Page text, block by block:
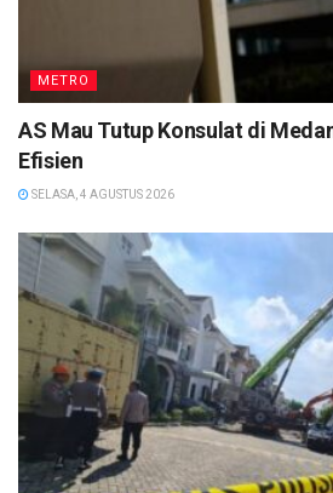
METRO
AS Mau Tutup Konsulat di
Efisien
SELASA, 4 AGUSTUS 2026